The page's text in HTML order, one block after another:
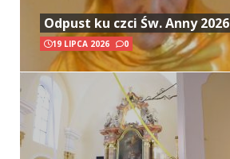
Odpust ku czci Św. Anny 2026
19 LIPCA 2026 0